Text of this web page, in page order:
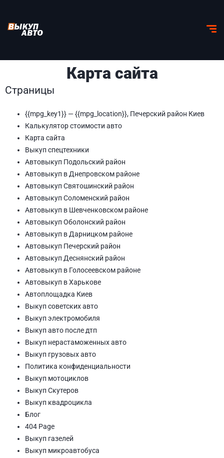
Карта сайта
Страницы
{{mpg_key1}} — {{mpg_location}}, Печерский район Киев
Калькулятор стоимости авто
Карта сайта
Выкуп спецтехники
Автовыкуп Подольский район
Автовыкуп в Днепровском районе
Автовыкуп Святошинский район
Автовыкуп Соломенский район
Автовыкуп в Шевченковском районе
Автовыкуп Оболонский район
Автовыкуп в Дарницком районе
Автовыкуп Печерский район
Автовыкуп Деснянский район
Автовыкуп в Голосеевском районе
Автовыкуп в Харькове
Автоплощадка Киев
Выкуп советских авто
Выкуп электромобиля
Выкуп авто после дтп
Выкуп нерастаможенных авто
Выкуп грузовых авто
Политика конфиденциальности
Выкуп мотоциклов
Выкуп Скутеров
Выкуп квадроцикла
Блог
404 Page
Выкуп газелей
Выкуп микроавтобуса